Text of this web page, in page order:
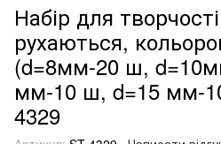
Набір для
рухаються,
(d=8мм-20 ш,
мм-10 ш, d=15 мм-
4329